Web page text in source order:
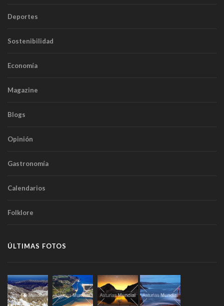
Deportes
Sostenibilidad
Economía
Magazine
Blogs
Opinión
Gastronomía
Calendarios
Folklore
ÚLTIMAS FOTOS